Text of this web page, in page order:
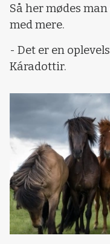
Så her mødes
med mere.
- Det er en
Káradottir.